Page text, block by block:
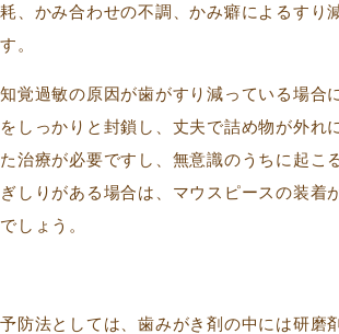
耗、かみ合わせの不調、かみ癖によるすり
す。
知覚過敏の原因が歯がすり減っている場合
をしっかりと封鎖し、丈夫で詰め物が外れ
た治療が必要ですし、無意識のうちに起こ
ぎしりがある場合は、マウスピースの装着
でしょう。
予防法としては、歯みがき剤の中には研磨